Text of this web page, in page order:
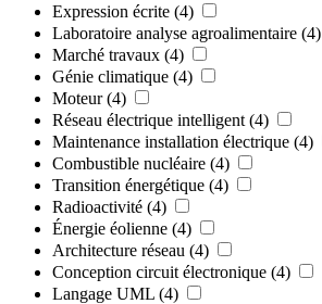
Expression écrite (4)
Laboratoire analyse agroalimentaire (4)
Marché travaux (4)
Génie climatique (4)
Moteur (4)
Réseau électrique intelligent (4)
Maintenance installation électrique (4)
Combustible nucléaire (4)
Transition énergétique (4)
Radioactivité (4)
Énergie éolienne (4)
Architecture réseau (4)
Conception circuit électronique (4)
Langage UML (4)